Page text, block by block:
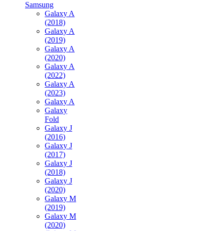
Samsung
Galaxy A
(2018)
Galaxy A
(2019)
Galaxy A
(2020)
Galaxy A
(2022)
Galaxy A
(2023)
Galaxy A
Galaxy
Fold
Galaxy J
(2016)
Galaxy J
(2017)
Galaxy J
(2018)
Galaxy J
(2020)
Galaxy M
(2019)
Galaxy M
(2020)